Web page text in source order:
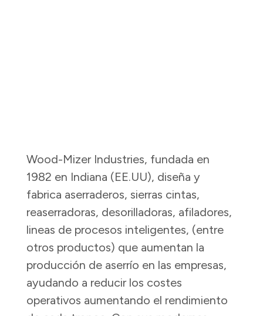
Wood-Mizer Industries, fundada en
1982 en Indiana (EE.UU), diseña y
fabrica aserraderos, sierras cintas,
reaserradoras, desorilladoras, afiladores,
lineas de procesos inteligentes, (entre
otros productos) que aumentan la
producción de aserrío en las empresas,
ayudando a reducir los costes
operativos aumentando el rendimiento